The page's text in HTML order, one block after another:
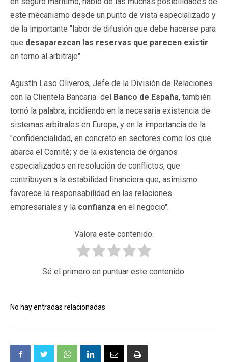
este mecanismo desde un punto de vista especializado y
de la importante "labor de difusión que debe hacerse para
que desaparezcan las reservas que parecen existir
en torno al arbitraje".
Agustín Laso Oliveros, Jefe de la División de Relaciones
con la Clientela Bancaria del Banco de España, también
tomó la palabra, incidiendo en la necesaria existencia de
sistemas arbitrales en Europa, y en la importancia de la
"confidencialidad, en concreto en sectores como los que
abarca el Comité; y de la existencia de órganos
especializados en resolución de conflictos, que
contribuyen a la estabilidad financiera que, asimismo
favorece la responsabilidad en las relaciones
empresariales y la confianza en el negocio".
Valora este contenido.
Sé el primero en puntuar este contenido.
No hay entradas relacionadas